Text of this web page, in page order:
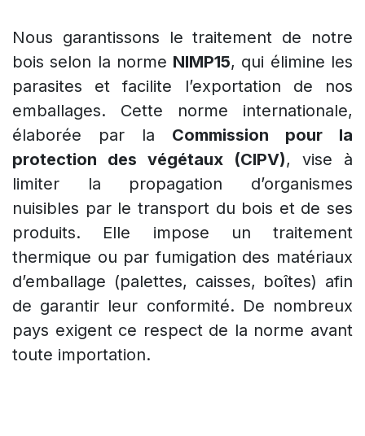
Nous garantissons le traitement de notre
bois selon la norme NIMP15, qui élimine les
parasites et facilite l’exportation de nos
emballages. Cette norme internationale,
élaborée par la Commission pour la
protection des végétaux (CIPV), vise à
limiter la propagation d’organismes
nuisibles par le transport du bois et de ses
produits. Elle impose un traitement
thermique ou par fumigation des matériaux
d’emballage (palettes, caisses, boîtes) afin
de garantir leur conformité. De nombreux
pays exigent ce respect de la norme avant
toute importation.